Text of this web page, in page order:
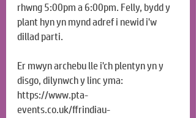
rhwng 5:00pm a 6:00pm. Felly, bydd y
plant hyn yn mynd adref i newid i'w
dillad parti.
Er mwyn archebu lle i'ch plentyn yn y
disgo, dilynwch y linc yma:
https://www.pta-
events.co.uk/ffrindiau-